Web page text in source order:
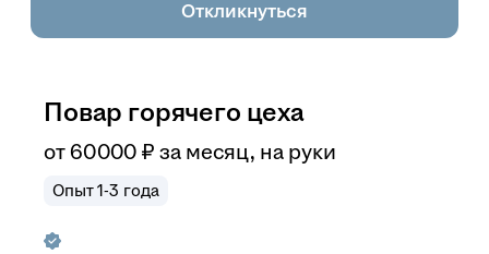
Откликнуться
Повар горячего цеха
от60 000 ₽ за месяц, на руки
Опыт 1-3 года